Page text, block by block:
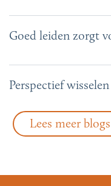
Goed leiden zorgt
Perspectief
Lees meer blogs